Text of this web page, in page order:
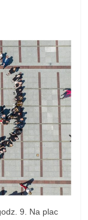
9. Na plac